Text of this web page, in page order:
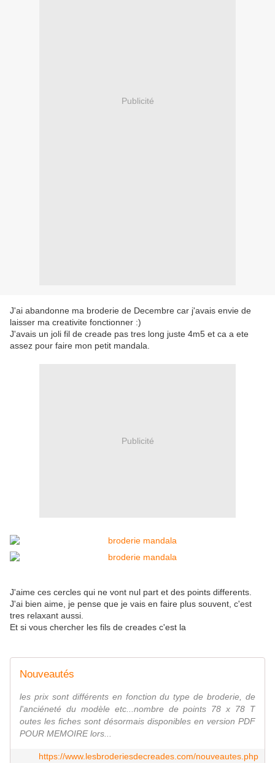
Publicité
J'ai abandonne ma broderie de Decembre car j'avais envie de
laisser ma creativite fonctionner :)
J'avais un joli fil de creade pas tres long juste 4m5 et ca a ete
assez pour faire mon petit mandala.
Publicité
J'aime ces cercles qui ne vont nul part et des points differents.
J'ai bien aime, je pense que je vais en faire plus souvent, c'est
tres relaxant aussi.
Et si vous chercher les fils de creades c'est la
Nouveautés
les prix sont différents en fonction du type de broderie, de
l'anciéneté du modèle etc...nombre de points 78 x 78 T
outes les fiches sont désormais disponibles en version PDF
POUR MEMOIRE lors...
https://www.lesbroderiesdecreades.com/nouveautes.php